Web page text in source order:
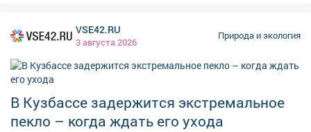
попытался скрыться, но его задержали. За
неповиновение сотрудникам полиции ему также
выписали штраф – 2 тысячи рублей. Отмечается, что
решается вопрос о привлечении работодателя к
ответственности за незаконное привлечение
иностранцев к труду.
VSE42.RU
3 августа 2026
Природа и экология
В Кузбассе задержится экстремальное
пекло – когда ждать его ухода